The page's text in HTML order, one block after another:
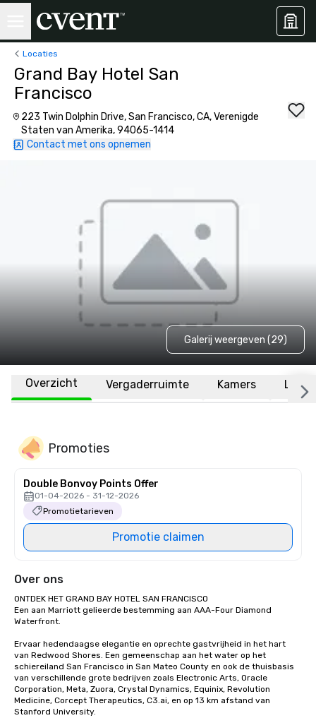
Locaties
Grand Bay Hotel San
Francisco
223 Twin Dolphin Drive, San Francisco, CA, Verenigde
Staten van Amerika, 94065-1414
Contact met ons opnemen
Galerij weergeven (29)
Overzicht Vergaderruimte Kamers
Promoties
Double Bonvoy Points Offer
01-04-2026 - 31-12-2026
Promotietarieven
Promotie claimen
Over ons
ONTDEK HET GRAND BAY HOTEL SAN FRANCISCO
Een aan Marriott gelieerde bestemming aan AAA-Four Diamond
Waterfront.
Ervaar hedendaagse elegantie en oprechte gastvrijheid in het hart
van Redwood Shores. Een gemeenschap aan het water op het
schiereiland San Francisco in San Mateo County en ook de thuisbasis
van verschillende grote bedrijven zoals Electronic Arts, Oracle
Corporation, Meta, Zuora, Crystal Dynamics, Equinix, Revolution
Medicine, Corcept Therapeutics, C3.ai, en op 13 km afstand van
Stanford University.